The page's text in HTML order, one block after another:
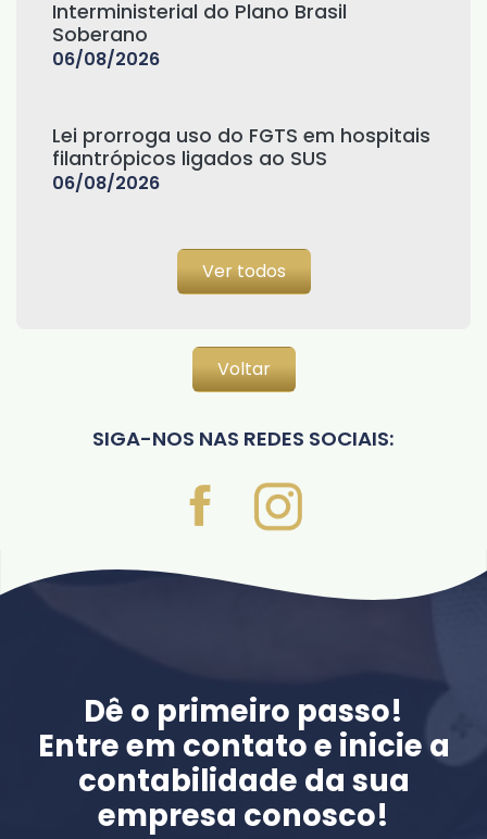
Interministerial do Plano Brasil
Soberano
06/08/2026
Lei prorroga uso do FGTS em hospitais
filantrópicos ligados ao SUS
06/08/2026
Ver todos
Voltar
SIGA-NOS NAS REDES SOCIAIS:
Dê o primeiro passo!
Entre em contato e inicie a
contabilidade da sua
empresa conosco!